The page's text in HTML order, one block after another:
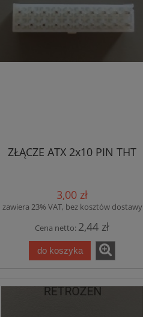
ZŁĄCZE ATX 2x10 PIN THT
3,00 zł
zawiera 23% VAT, bez kosztów dostawy
Cena netto: 2,44 zł
do koszyka